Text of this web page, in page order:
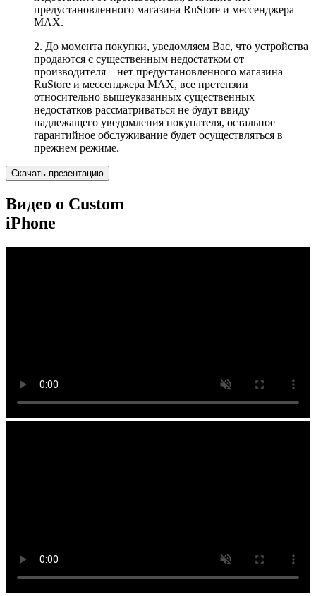
предустановленного магазина RuStore и мессенджера
MAX.
2. До момента покупки, уведомляем Вас, что устройства
продаются с существенным недостатком от
производителя – нет предустановленного магазина
RuStore и мессенджера MAX, все претензии
относительно вышеуказанных существенных
недостатков рассматриваться не будут ввиду
надлежащего уведомления покупателя, остальное
гарантийное обслуживание будет осуществляться в
прежнем режиме.
Скачать презентацию
Видео о Custom
iPhone